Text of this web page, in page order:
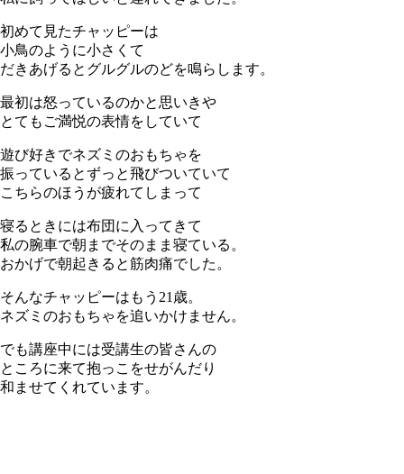
初めて見たチャッピーは
小鳥のように小さくて
だきあげるとグルグルのどを鳴らします。
最初は怒っているのかと思いきや
とてもご満悦の表情をしていて
遊び好きでネズミのおもちゃを
振っているとずっと飛びついていて
こちらのほうが疲れてしまって
寝るときには布団に入ってきて
私の腕車で朝までそのまま寝ている。
おかげで朝起きると筋肉痛でした。
そんなチャッピーはもう21歳。
ネズミのおもちゃを追いかけません。
でも講座中には受講生の皆さんの
ところに来て抱っこをせがんだり
和ませてくれています。